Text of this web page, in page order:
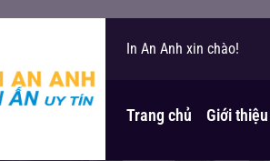
In An Anh xin chào!
Bạn cần hỗ trợ?
Trang chủ Giới thiệu